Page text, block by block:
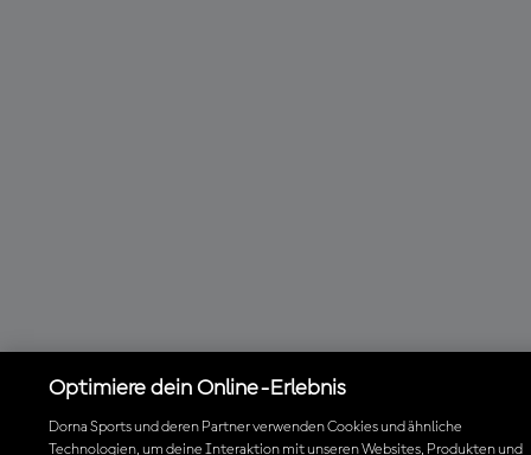
Optimiere dein Online-Erlebnis
Dorna Sports und deren Partner verwenden Cookies und ähnliche
Technologien, um deine Interaktion mit unseren Websites, Produkten und